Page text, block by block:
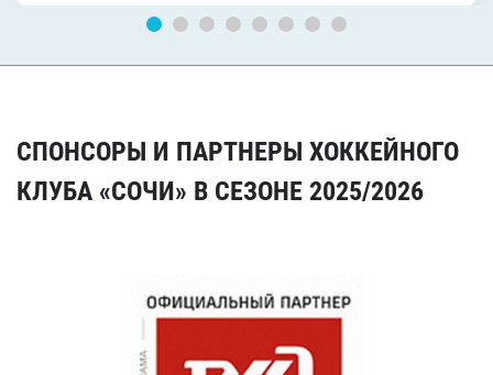
СПОНСОРЫ И ПАРТНЕРЫ ХОККЕЙНОГО
КЛУБА «СОЧИ» В СЕЗОНЕ 2025/2026